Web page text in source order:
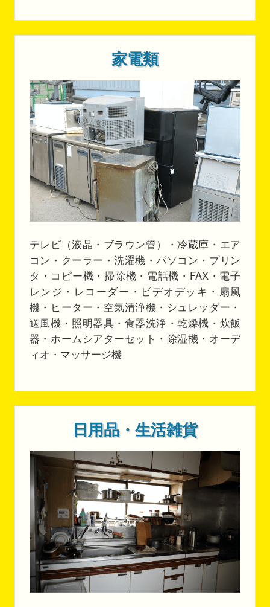
家電類
テレビ（液晶・ブラウン管）・冷蔵庫・エア
コン・クーラー・洗濯機・パソコン・プリン
タ・コピー機・掃除機・電話機・FAX・電子
レンジ・レコーダー・ビデオデッキ・扇風
機・ヒーター・空気清浄機・シュレッダー・
送風機・照明器具・食器洗浄・乾燥機・炊飯
器・ホームシアターセット・除湿機・オーデ
ィオ・マッサージ機
日用品・生活雑貨